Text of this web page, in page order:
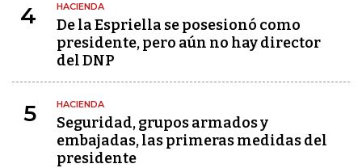
4 HACIENDA
De la Espriella se posesionó como
presidente, pero aún no hay director
del DNP
5 HACIENDA
Seguridad, grupos armados y
embajadas, las primeras medidas del
presidente